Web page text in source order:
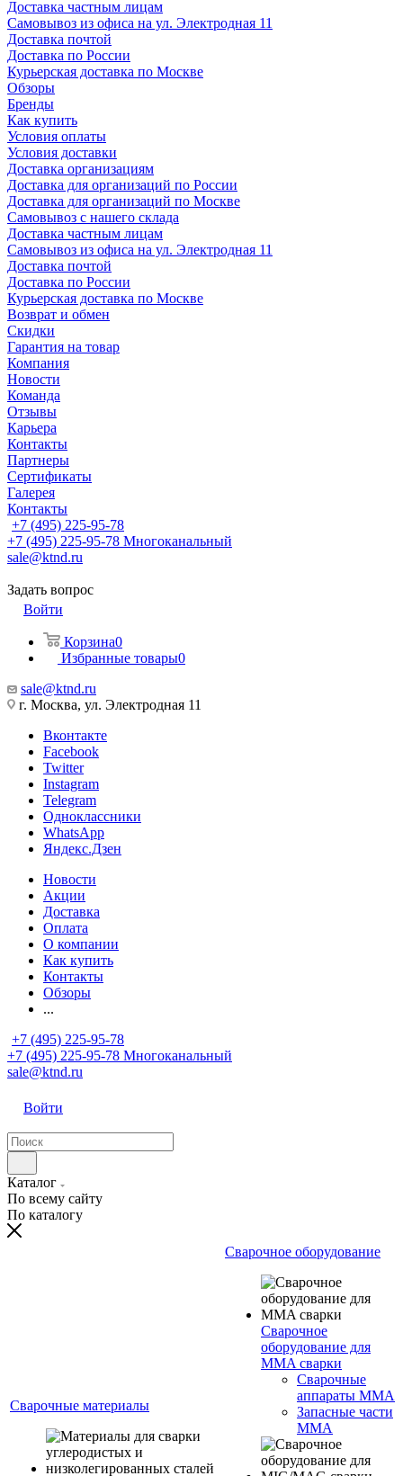
Доставка частным лицам
Самовывоз из офиса на ул. Электродная 11
Доставка почтой
Доставка по России
Курьерская доставка по Москве
Обзоры
Бренды
Как купить
Условия оплаты
Условия доставки
Доставка организациям
Доставка для организаций по России
Доставка для организаций по Москве
Самовывоз с нашего склада
Доставка частным лицам
Самовывоз из офиса на ул. Электродная 11
Доставка почтой
Доставка по России
Курьерская доставка по Москве
Возврат и обмен
Скидки
Гарантия на товар
Компания
Новости
Команда
Отзывы
Карьера
Контакты
Партнеры
Сертификаты
Галерея
Контакты
+7 (495) 225-95-78
+7 (495) 225-95-78 Многоканальный
sale@ktnd.ru
Задать вопрос
Войти
Корзина0
Избранные товары0
sale@ktnd.ru
г. Москва, ул. Электродная 11
Вконтакте
Facebook
Twitter
Instagram
Telegram
Одноклассники
WhatsApp
Яндекс.Дзен
Новости
Акции
Доставка
Оплата
О компании
Как купить
Контакты
Обзоры
...
+7 (495) 225-95-78
+7 (495) 225-95-78 Многоканальный
sale@ktnd.ru
Войти
Каталог
По всему сайту
По каталогу
Сварочные материалы
Сварочное оборудование
Сварочное
оборудование для
MMA сварки
Сварочные
аппараты MMA
Запасные части
MMA